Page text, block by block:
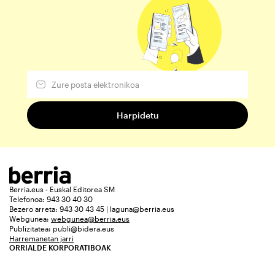
Berria.eus - Euskal Editorea SM
Telefonoa: 943 30 40 30
Bezero arreta: 943 30 43 45 | laguna@berria.eus
Webgunea: webgunea@berria.eus
Publizitatea: publi@bidera.eus
Harremanetan jarri
ORRIALDE KORPORATIBOAK